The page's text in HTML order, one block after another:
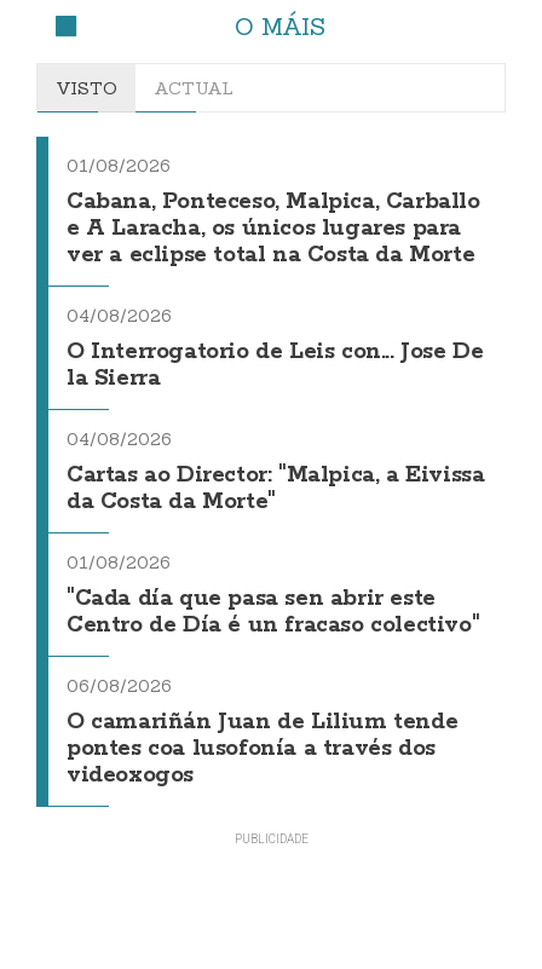
O MÁIS
VISTO ACTUAL
01/08/2026
Cabana, Ponteceso, Malpica, Carballo
e A Laracha, os únicos lugares para
ver a eclipse total na Costa da Morte
04/08/2026
O Interrogatorio de Leis con... Jose De
la Sierra
04/08/2026
Cartas ao Director: "Malpica, a Eivissa
da Costa da Morte"
01/08/2026
"Cada día que pasa sen abrir este
Centro de Día é un fracaso colectivo"
06/08/2026
O camariñán Juan de Lilium tende
pontes coa lusofonía a través dos
videoxogos